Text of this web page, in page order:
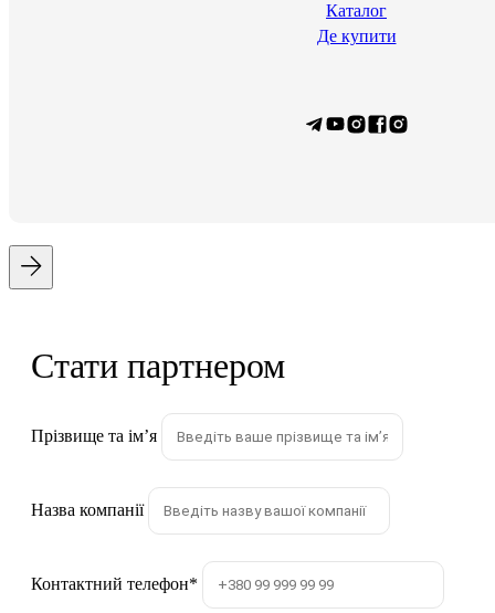
Каталог
Де купити
Стати партнером
Прізвище та імʼя
Назва компанії
Контактний телефон*